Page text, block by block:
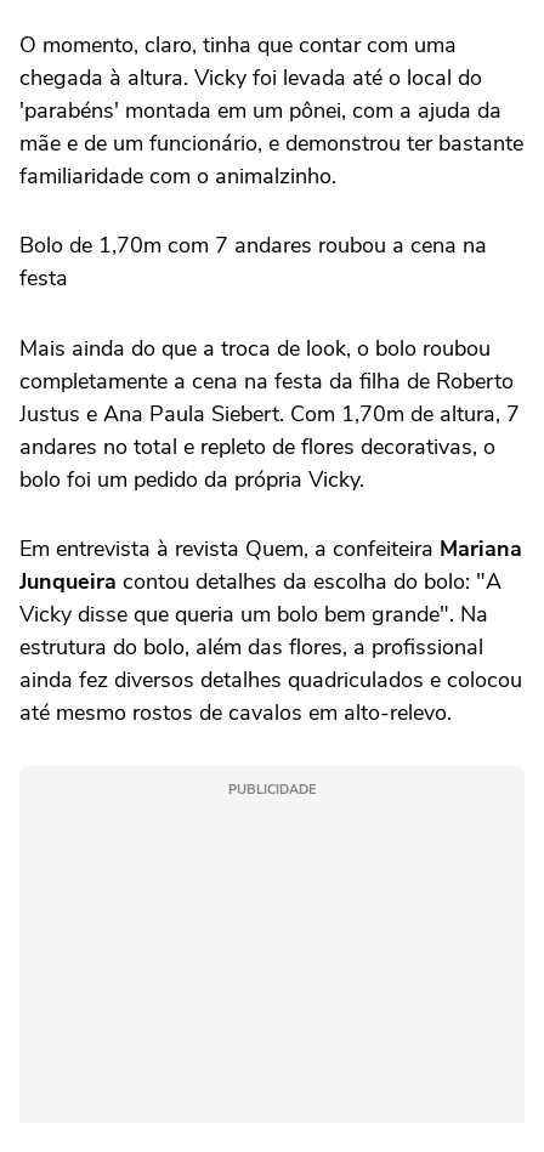
O momento, claro, tinha que contar com uma
chegada à altura. Vicky foi levada até o local do
'parabéns' montada em um pônei, com a ajuda da
mãe e de um funcionário, e demonstrou ter bastante
familiaridade com o animalzinho.
Bolo de 1,70m com 7 andares roubou a cena na
festa
Mais ainda do que a troca de look, o bolo roubou
completamente a cena na festa da filha de Roberto
Justus e Ana Paula Siebert. Com 1,70m de altura, 7
andares no total e repleto de flores decorativas, o
bolo foi um pedido da própria Vicky.
Em entrevista à revista Quem, a confeiteira Mariana
Junqueira contou detalhes da escolha do bolo: "A
Vicky disse que queria um bolo bem grande". Na
estrutura do bolo, além das flores, a profissional
ainda fez diversos detalhes quadriculados e colocou
até mesmo rostos de cavalos em alto-relevo.
PUBLICIDADE